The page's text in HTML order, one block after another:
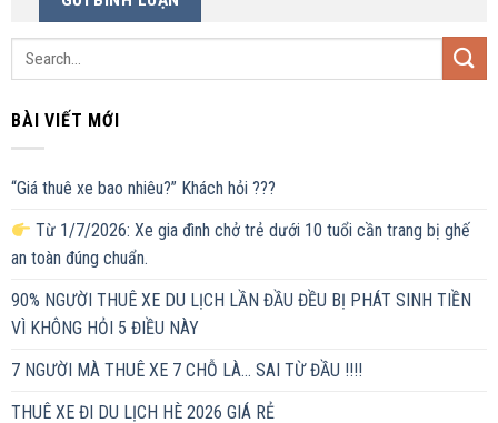
BÀI VIẾT MỚI
“Giá thuê xe bao nhiêu?” Khách hỏi ???
Từ 1/7/2026: Xe gia đình chở trẻ dưới 10 tuổi cần trang bị ghế
an toàn đúng chuẩn.
90% NGƯỜI THUÊ XE DU LỊCH LẦN ĐẦU ĐỀU BỊ PHÁT SINH TIỀN
VÌ KHÔNG HỎI 5 ĐIỀU NÀY
7 NGƯỜI MÀ THUÊ XE 7 CHỖ LÀ… SAI TỪ ĐẦU !!!!
THUÊ XE ĐI DU LỊCH HÈ 2026 GIÁ RẺ